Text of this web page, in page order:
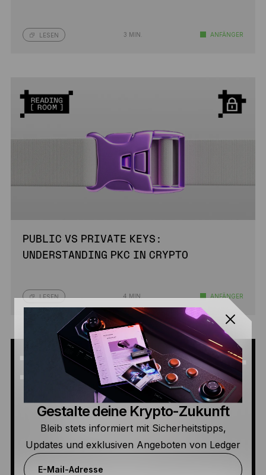
LESEN 3 MIN. ANFÄNGER
PUBLIC VS PRIVATE KEYS:
UNDERSTANDING PKC IN CRYPTO
LESEN 4 MIN. ANFÄNGER
Gestalte deine Krypto-Zukunft
Bleib stets informiert mit Sicherheitstipps,
Updates und exklusiven Angeboten von Ledger
E-Mail-Adresse